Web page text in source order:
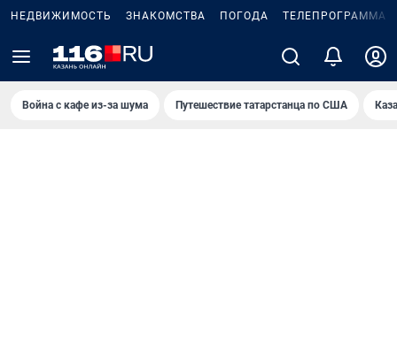
НЕДВИЖИМОСТЬ ЗНАКОМСТВА ПОГОДА ТЕЛЕПРОГРАММА
Война с кафе из-за шума Путешествие татарстанца по США